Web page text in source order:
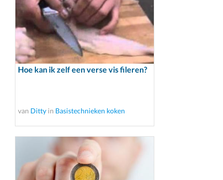
Hoe kan ik zelf een verse vis fileren?
van Ditty in Basistechnieken koken